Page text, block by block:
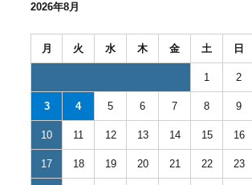
2026年8月
月 火 水 木 金 土 日
1 2
3 4 5 6 7 8 9
10 11 12 13 14 15 16
17 18 19 20 21 22 23